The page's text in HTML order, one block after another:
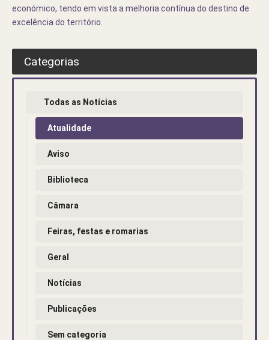
económico, tendo em vista a melhoria contínua do destino de
excelência do território.
Categorias
Todas as Notícias
Atualidade
Aviso
Biblioteca
Câmara
Feiras, festas e romarias
Geral
Notícias
Publicações
Sem categoria